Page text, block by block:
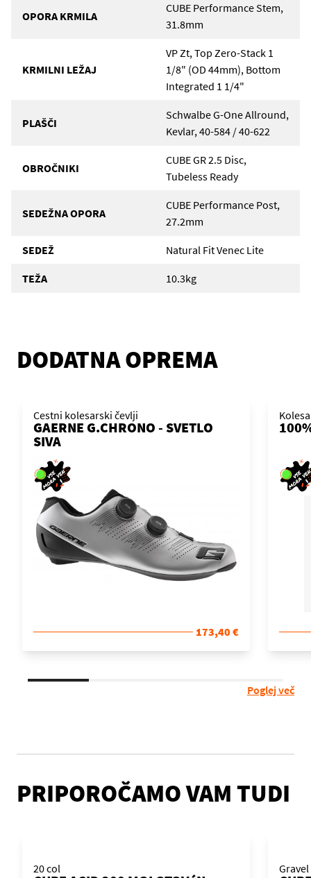
OPORA KRMILA
CUBE Performance Stem,
31.8mm
KRMILNI LEŽAJ
VP Zt, Top Zero-Stack 1
1/8" (OD 44mm), Bottom
Integrated 1 1/4"
PLAŠČI
Schwalbe G-One Allround,
Kevlar, 40-584 / 40-622
OBROČNIKI
CUBE GR 2.5 Disc,
Tubeless Ready
SEDEŽNA OPORA
CUBE Performance Post,
27.2mm
SEDEŽ Natural Fit Venec Lite
TEŽA 10.3kg
DODATNA OPREMA
Cestni kolesarski čevlji
GAERNE G.CHRONO - SVETLO
SIVA
173,40 €
Poglej več
PRIPOROČAMO VAM TUDI
20 col Gravel